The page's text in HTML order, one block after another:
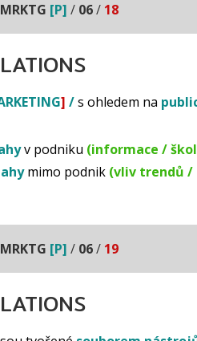
MRKTG [P] / 06/ 18
] /s ohledem na
v podniku (informace /
mimo podnik (vliv trendů /
MRKTG [P] / 06/ 19